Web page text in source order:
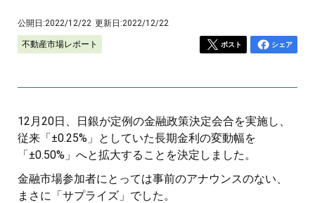
公開日:2022/12/22 更新日:2022/12/22
不動産市場レポート ポスト シェア
12月20日、日銀が定例の金融政策決定会合を実施し、
従来「±0.25%」としていた長期金利の変動幅を
「±0.50%」へと拡大することを決定しました。
金融市場参加者にとっては事前のアナウンスのない、
まさに「サプライズ」でした。